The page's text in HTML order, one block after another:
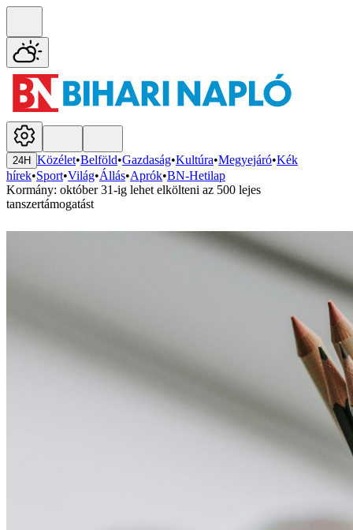
24H Közélet•Belföld•Gazdaság•Kultúra•Megyejáró•Kék
hírek•Sport•Világ•Állás•Aprók•BN-Hetilap
Kormány: október 31-ig lehet elkölteni az 500 lejes
tanszertámogatást